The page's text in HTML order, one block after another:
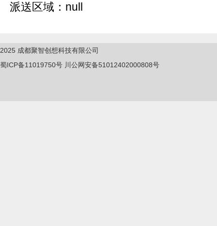
派送区域：null
2025 成都聚智创想科技有限公司
蜀ICP备11019750号 川公网安备51012402000808号